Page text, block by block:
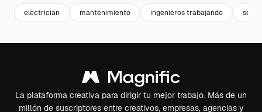
electrician mantenimiento ingenieros trabajando
La plataforma creativa para dirigir tu mejor trabajo. Más de un
millón de suscriptores entre creativos, empresas, agencias y